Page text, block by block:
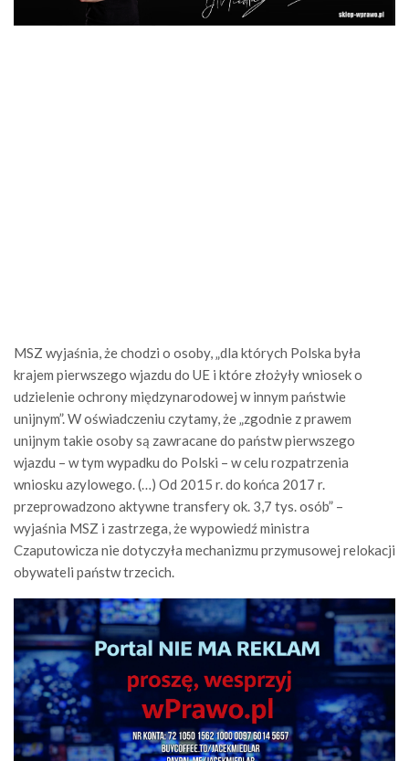
MSZ wyjaśnia, że chodzi o osoby, „dla których Polska była
krajem pierwszego wjazdu do UE i które złożyły wniosek o
udzielenie ochrony międzynarodowej w innym państwie
unijnym”. W oświadczeniu czytamy, że „zgodnie z prawem
unijnym takie osoby są zawracane do państw pierwszego
wjazdu – w tym wypadku do Polski – w celu rozpatrzenia
wniosku azylowego. (…) Od 2015 r. do końca 2017 r.
przeprowadzono aktywne transfery ok. 3,7 tys. osób” –
wyjaśnia MSZ i zastrzega, że wypowiedź ministra
Czaputowicza nie dotyczyła mechanizmu przymusowej relokacji
obywateli państw trzecich.